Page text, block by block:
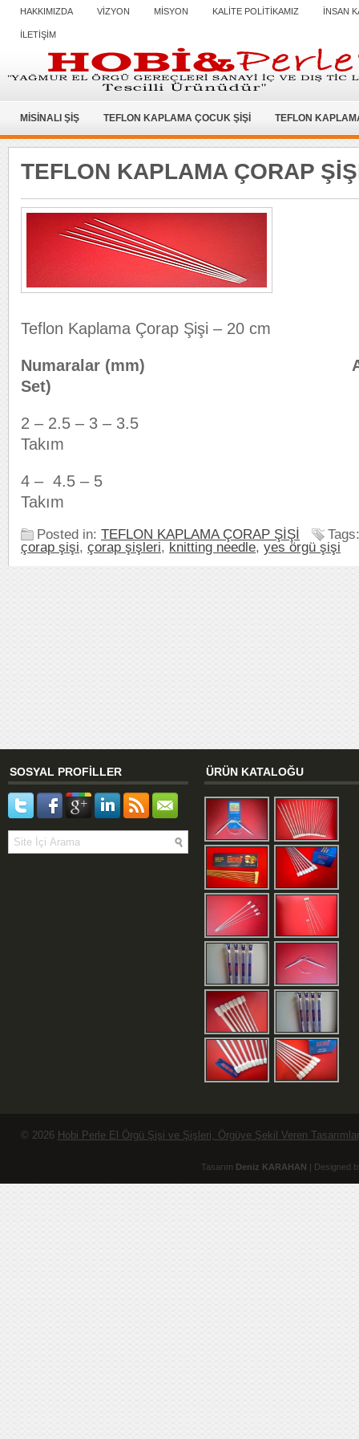
HAKKIMIZDA VİZYON MİSYON KALİTE POLİTİKAMIZ İNSAN
İLETİŞİM
MİSİNALI ŞİŞ TEFLON KAPLAMA ÇOCUK ŞİŞİ TEFLON
TEFLON KAPLAMA ÇORAP
Teflon Kaplama Çorap Şişi – 20 cm
Numaralar (mm)
Set)
2 – 2.5 – 3 – 3.5 Bir
Takım
4 – 4.5 – 5 Bir
Takım
Posted in: TEFLON KAPLAMA ÇORAP ŞİŞİ
çorap şişi, çorap şişleri, knitting needle, yes örgü şişi
SOSYAL PROFİLLER ÜRÜN KATALOĞU
© 2026 Hobi Perle El Örgü Şişi ve Şişleri, Örgüye Şekil Veren Tasarımlar
Tasarım Deniz KARAHAN | Designed